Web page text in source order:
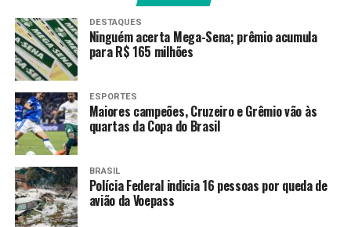
biocombustíveis, e a energia gerada a partir das
matrizes nuclear, eólica e solar.
O presidente citou também como ativos o fato de a
região contar com a maior floresta tropical do
planeta; e as variadas condições de solo e clima e os
avanços científicos e tecnológicos para a produção
de alimentos.
“Reunimos também recursos minerais abundantes,
inclusive minérios críticos e terras raras, essenciais para
a transição energética e digital”, disse o presidente
DESTAQUES
Ninguém acerta Mega-Sena; prêmio acumula
para R$ 165 milhões
ESPORTES
Maiores campeões, Cruzeiro e Grêmio vão às
quartas da Copa do Brasil
BRASIL
Polícia Federal indicia 16 pessoas por queda de
avião da Voepass